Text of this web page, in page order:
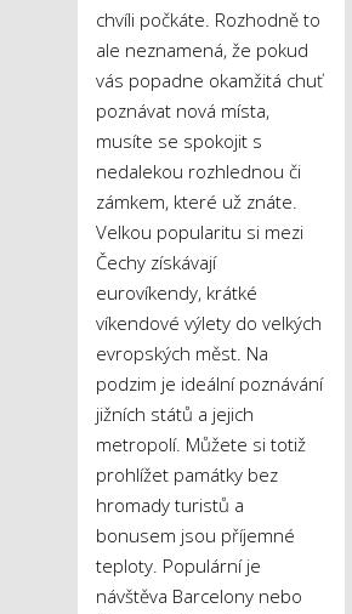
chvíli počkáte. Rozhodně to
ale neznamená, že pokud
vás popadne okamžitá chuť
poznávat nová místa,
musíte se spokojit s
nedalekou rozhlednou či
zámkem, které už znáte.
Velkou popularitu si mezi
Čechy získávají
eurovíkendy, krátké
víkendové výlety do velkých
evropských měst. Na
podzim je ideální poznávání
jižních států a jejich
metropolí. Můžete si totiž
prohlížet památky bez
hromady turistů a
bonusem jsou příjemné
teploty. Populární je
návštěva Barcelony nebo